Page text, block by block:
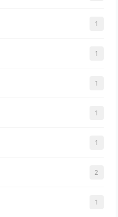
1
1
1
1
1
2
1